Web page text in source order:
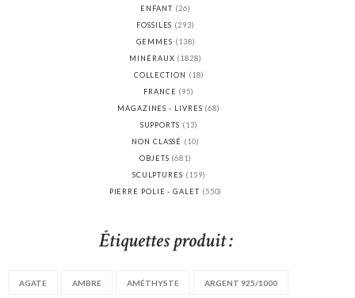
ENFANT (26)
FOSSILES (293)
GEMMES (138)
MINÉRAUX (1828)
COLLECTION (18)
FRANCE (95)
MAGAZINES - LIVRES (68)
SUPPORTS (13)
NON CLASSÉ (10)
OBJETS (681)
SCULPTURES (159)
PIERRE POLIE - GALET (550)
Étiquettes produit :
AGATE AMBRE AMÉTHYSTE ARGENT 925/1000